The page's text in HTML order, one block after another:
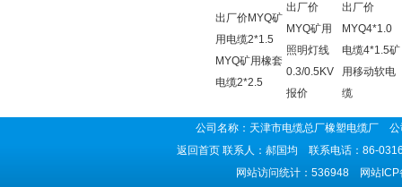
出厂价MYQ矿
用电缆2*1.5
MYQ矿用橡套
电缆2*2.5
出厂价
MYQ矿用
照明灯线
0.3/0.5KV
报价
出厂价
MYQ4*1.0
电缆4*1.5矿
用移动软电
缆
公司名称：天津市电缆总厂橡塑电缆厂
返回首页联系人：郝国均 联系电话：86-
网站访问统计：536948 网站ICP